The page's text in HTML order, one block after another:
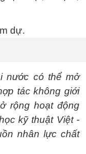
nước có thể mở
tác không giới
rộng hoạt động
kỹ thuật Việt -
nhân lực chất